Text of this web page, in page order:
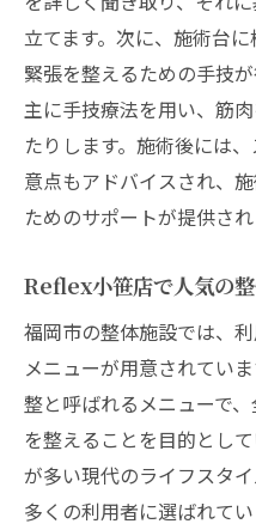
立てます。次に、施術台
緊張を整えるための手技
主に手技療法を用い、筋
たりします。施術後には
意点もアドバイスされ、
ためのサポートが提供され
Reflex小笹店で人気の
福岡市の整体施設では、
メニューが用意されてい
整と呼ばれるメニューで
を整えることを目的とし
が多い現代のライフスタ
多くの利用者に選ばれて